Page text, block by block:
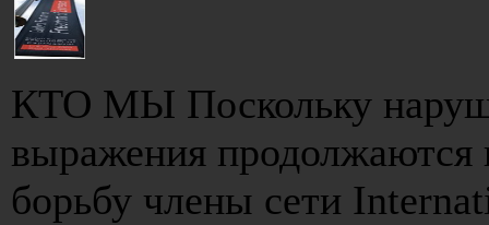
КТО МЫ Поскольку
выражения продолжаются
борьбу члены сети